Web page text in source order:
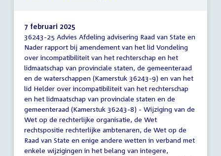
Advies
Afdeling
advisering
Raad
van
State
rapport
7 februari 2025
36243-25 Advies Afdeling advisering Raad van State en
Nader rapport bij amendement van het lid Vondeling
over incompatibiliteit van het rechterschap en het
lidmaatschap van provinciale staten, de gemeenteraad
en de waterschappen (Kamerstuk 36243-9) en van het
lid Helder over incompatibiliteit van het rechterschap
en het lidmaatschap van provinciale staten en de
gemeenteraad (Kamerstuk 36243-8) - Wijziging van de
Wet op de rechterlijke organisatie, de Wet
rechtspositie rechterlijke ambtenaren, de Wet op de
Raad van State en enige andere wetten in verband met
enkele wijzigingen in het belang van integere,